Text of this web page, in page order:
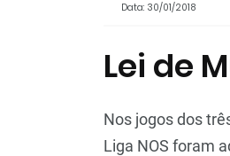
Data: 30/01/2018
Lei de
Nos jogos dos
Liga NOS foram
Análises